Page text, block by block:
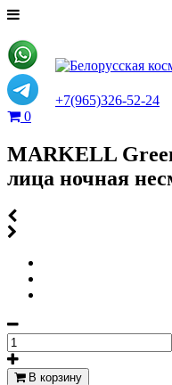
+7(965)326-52-24
0
MARKELL
лица ночная
В корзину